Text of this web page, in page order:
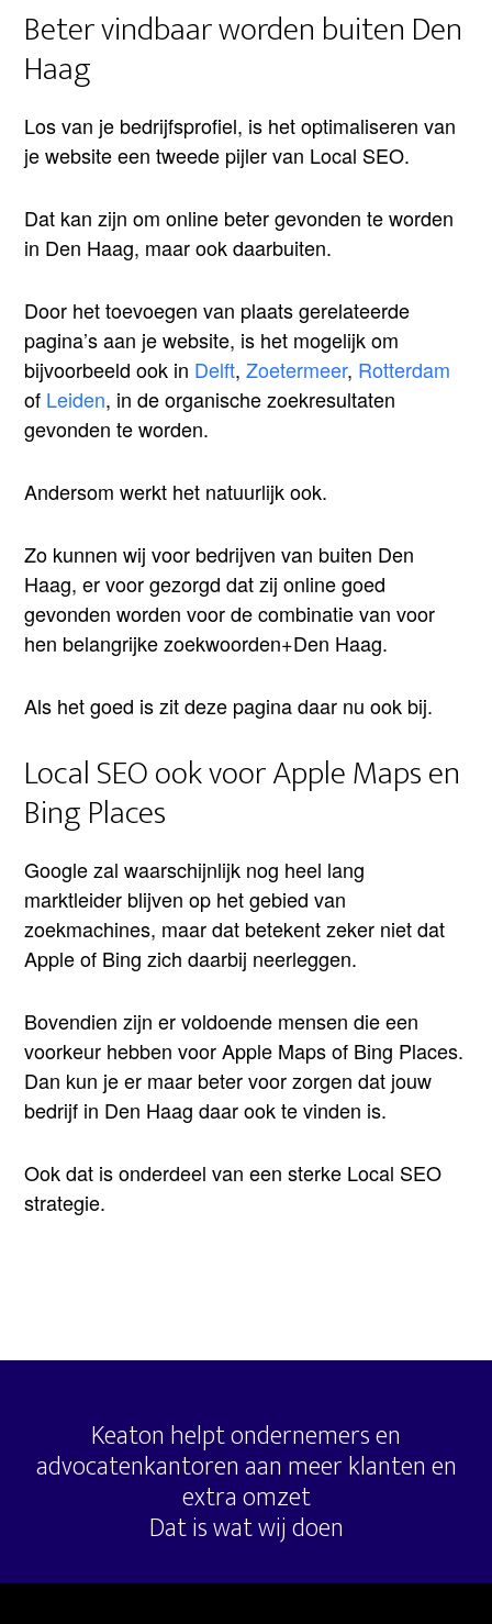
Beter vindbaar worden buiten Den
Haag
Los van je bedrijfsprofiel, is het optimaliseren van
je website een tweede pijler van Local SEO.
Dat kan zijn om online beter gevonden te worden
in Den Haag, maar ook daarbuiten.
Door het toevoegen van plaats gerelateerde
pagina’s aan je website, is het mogelijk om
bijvoorbeeld ook in Delft,Zoetermeer, Rotterdam
of Leiden, in de organische zoekresultaten
gevonden te worden.
Andersom werkt het natuurlijk ook.
Zo kunnen wij voor bedrijven van buiten Den
Haag, er voor gezorgd dat zij online goed
gevonden worden voor de combinatie van voor
hen belangrijke zoekwoorden+Den Haag.
Als het goed is zit deze pagina daar nu ook bij.
Local SEO ook voor Apple Maps en
Bing Places
Google zal waarschijnlijk nog heel lang
marktleider blijven op het gebied van
zoekmachines, maar dat betekent zeker niet dat
Apple of Bing zich daarbij neerleggen.
Bovendien zijn er voldoende mensen die een
voorkeur hebben voor Apple Maps of Bing Places.
Dan kun je er maar beter voor zorgen dat jouw
bedrijf in Den Haag daar ook te vinden is.
Ook dat is onderdeel van een sterke Local SEO
strategie.
Keaton helpt ondernemers en
advocatenkantoren aan meer klanten en
extra omzet
Dat is wat wij doen